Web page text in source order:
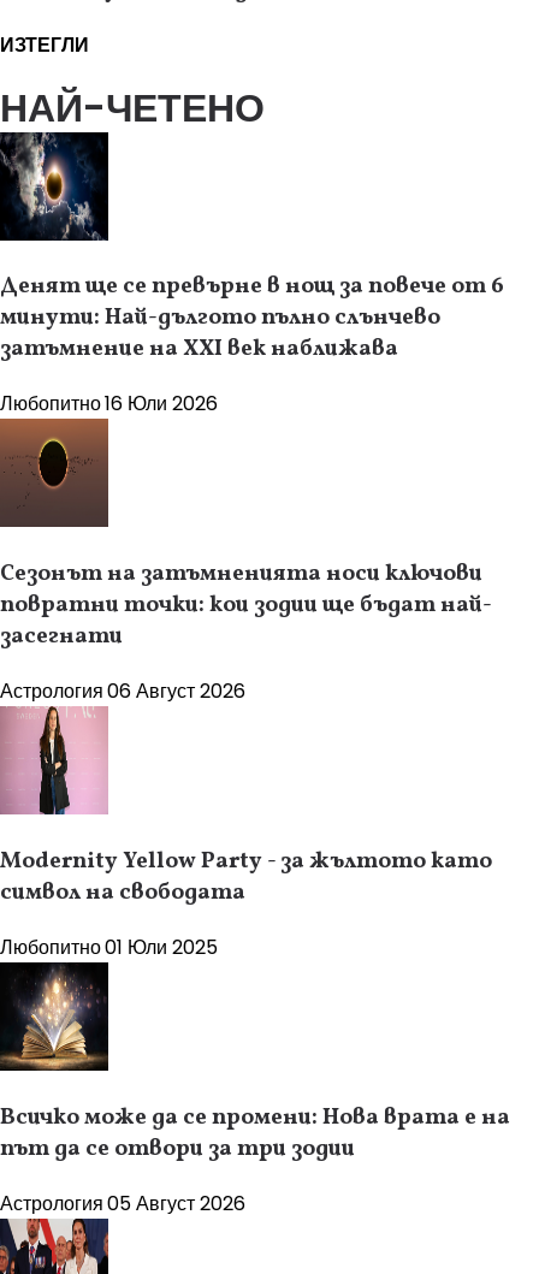
ИЗТЕГЛИ
НАЙ-ЧЕТЕНО
Денят ще се превърне в нощ за повече от 6
минути: Най-дългото пълно слънчево
затъмнение на XXI век наближава
Любопитно16 Юли 2026
Сезонът на затъмненията носи ключови
повратни точки: кои зодии ще бъдат най-
засегнати
Астрология06 Август 2026
Modernity Yellow Party - за жълтото като
символ на свободата
Любопитно01 Юли 2025
Всичко може да се промени: Нова врата е на
път да се отвори за три зодии
Астрология05 Август 2026